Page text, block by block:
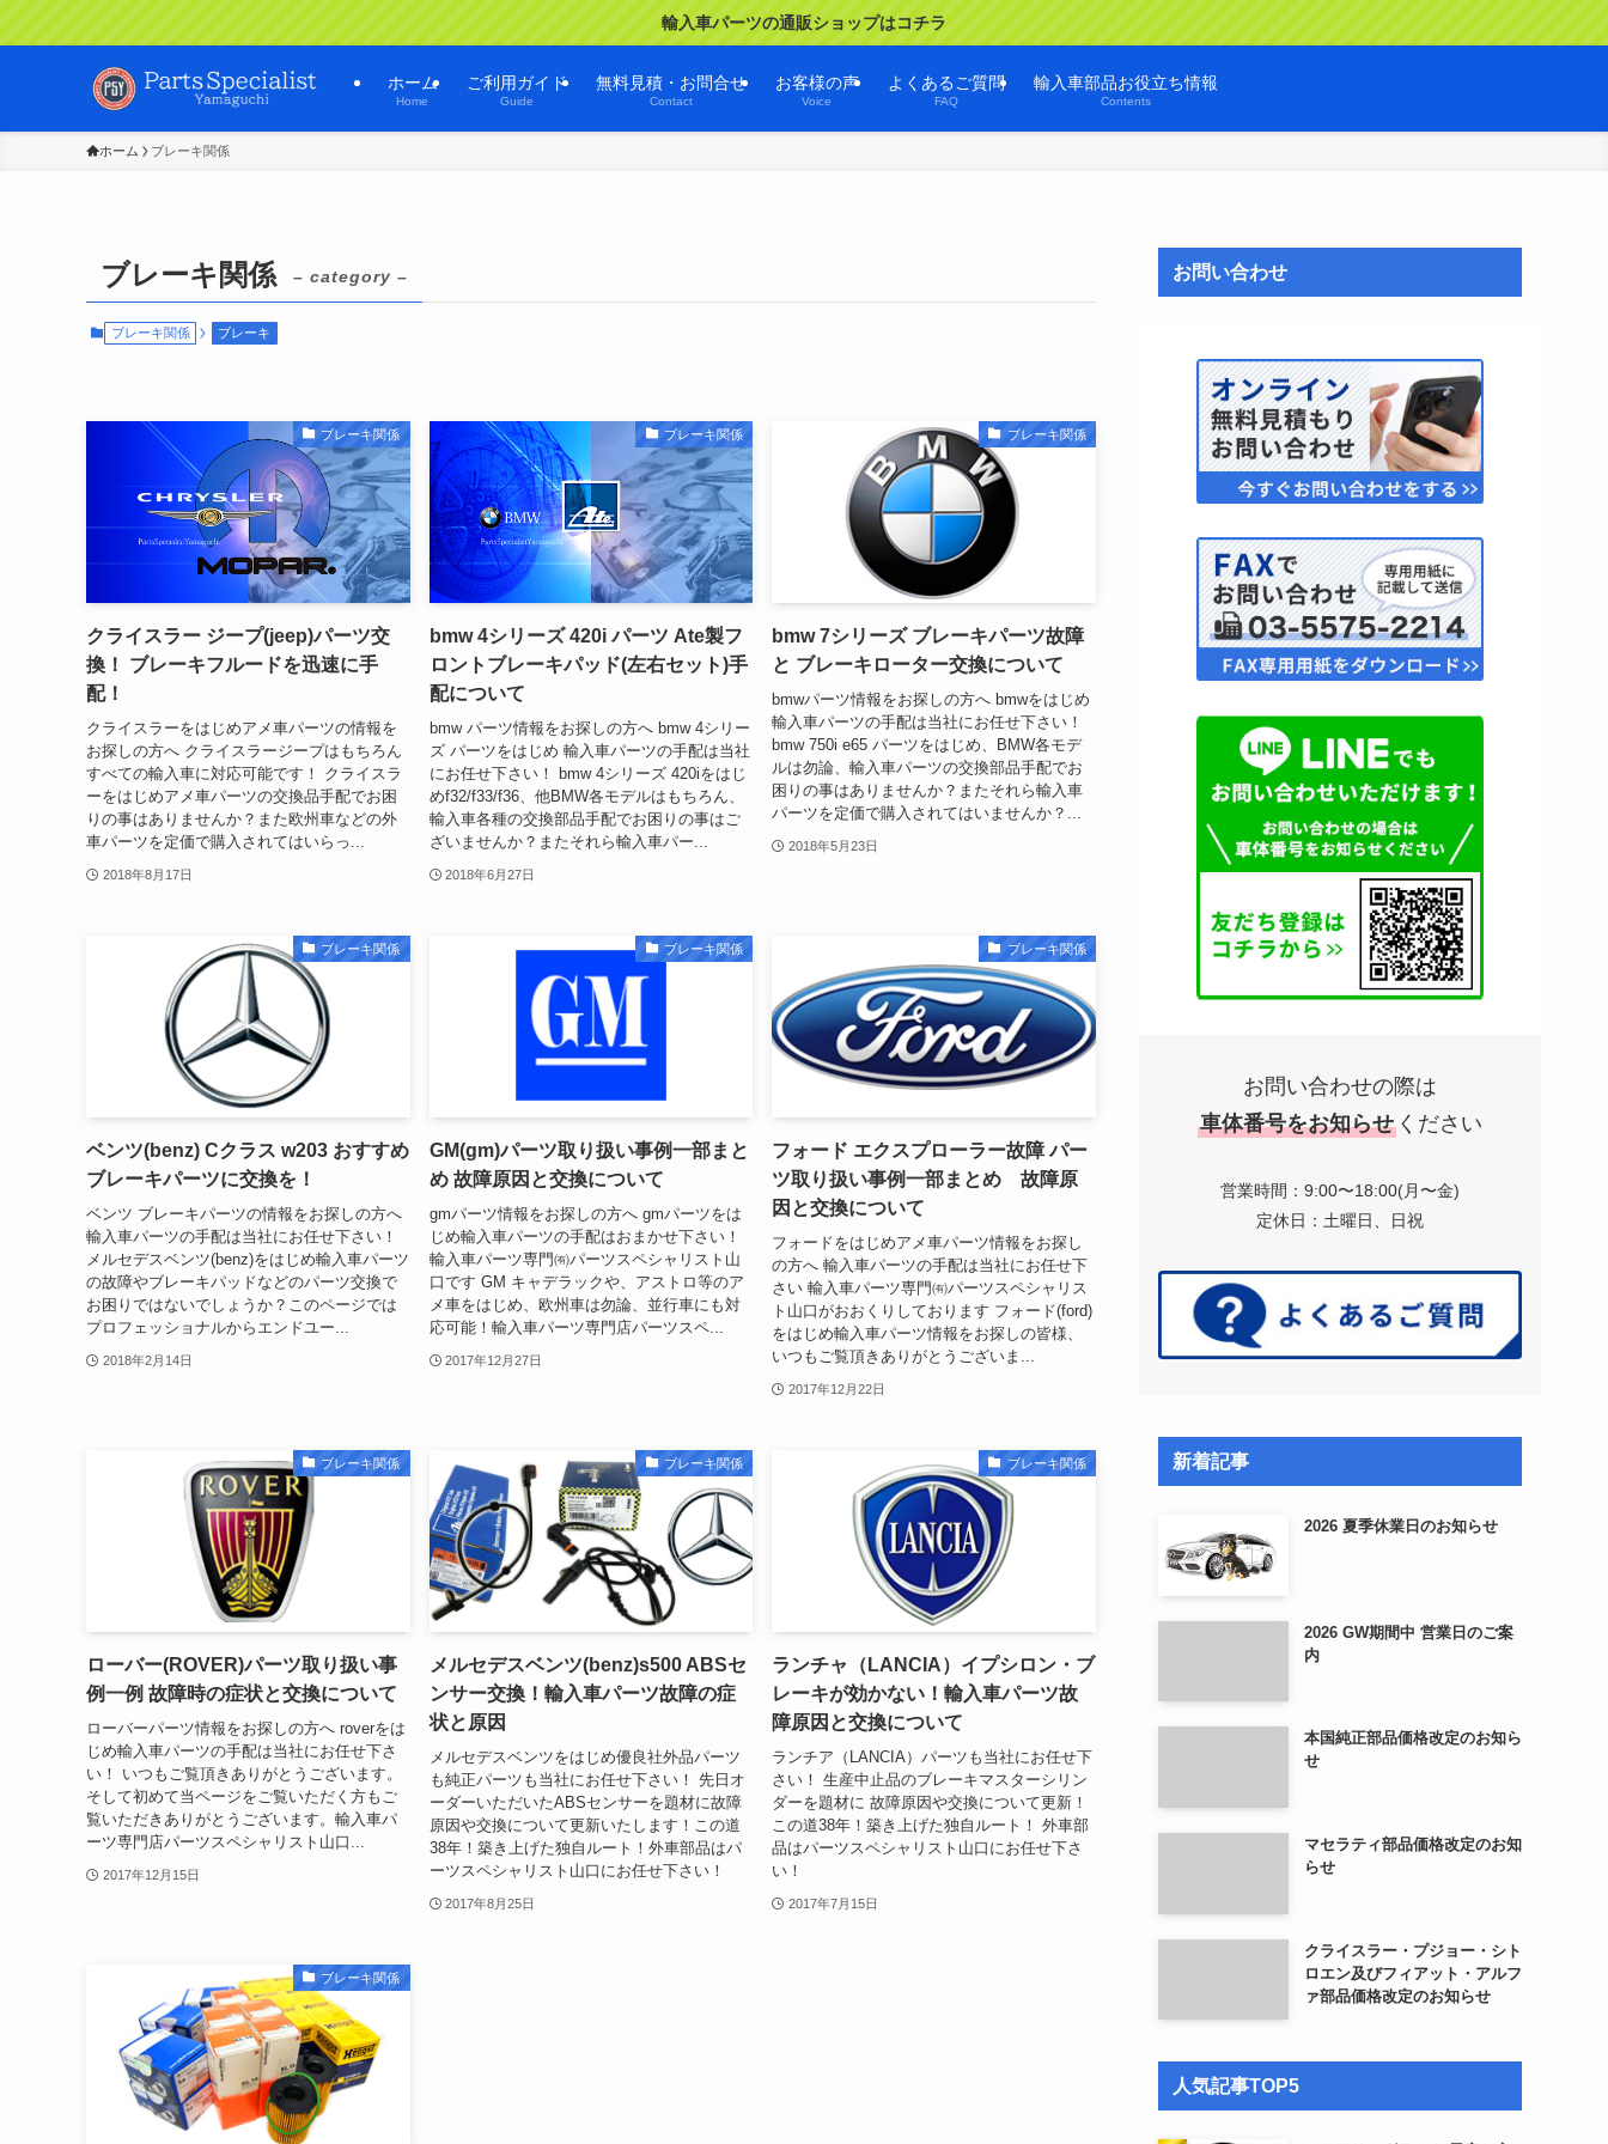
輸入車パーツの通販ショップはコチラ
ホーム
Home
ご利用ガイド
Guide
無料見積・お問合せ
Contact
お客様の声
Voice
よくあるご質問
FAQ
輸入車部品お役立ち情報
Contents
ホーム ブレーキ関係
ブレーキ関係 – category –
ブレーキ関係 ブレーキ
ブレーキ関係
クライスラー ジープ(jeep)パーツ交
換！ ブレーキフルードを迅速に手
配！
クライスラーをはじめアメ車パーツの情報を
お探しの方へ クライスラージープはもちろん
すべての輸入車に対応可能です！ クライスラ
ーをはじめアメ車パーツの交換品手配でお困
りの事はありませんか？また欧州車などの外
車パーツを定価で購入されてはいらっ...
2018年8月17日
ブレーキ関係
bmw 4シリーズ 420i パーツ Ate製フ
ロントブレーキパッド(左右セット)手
配について
bmw パーツ情報をお探しの方へ bmw 4シリー
ズ パーツをはじめ 輸入車パーツの手配は当社
にお任せ下さい！ bmw 4シリーズ 420iをはじ
めf32/f33/f36、他BMW各モデルはもちろん、
輸入車各種の交換部品手配でお困りの事はご
ざいませんか？またそれら輸入車パー...
2018年6月27日
ブレーキ関係
bmw 7シリーズ ブレーキパーツ故障
と ブレーキローター交換について
bmwパーツ情報をお探しの方へ bmwをはじめ
輸入車パーツの手配は当社にお任せ下さい！
bmw 750i e65 パーツをはじめ、BMW各モデ
ルは勿論、輸入車パーツの交換部品手配でお
困りの事はありませんか？またそれら輸入車
パーツを定価で購入されてはいませんか？...
2018年5月23日
ブレーキ関係
ベンツ(benz) Cクラス w203 おすすめ
ブレーキパーツに交換を！
ベンツ ブレーキパーツの情報をお探しの方へ
輸入車パーツの手配は当社にお任せ下さい！
メルセデスベンツ(benz)をはじめ輸入車パーツ
の故障やブレーキパッドなどのパーツ交換で
お困りではないでしょうか？このページでは
プロフェッショナルからエンドユー...
2018年2月14日
ブレーキ関係
GM(gm)パーツ取り扱い事例一部まと
め 故障原因と交換について
gmパーツ情報をお探しの方へ gmパーツをは
じめ輸入車パーツの手配はおまかせ下さい！
輸入車パーツ専門㈲パーツスペシャリスト山
口です GM キャデラックや、アストロ等のア
メ車をはじめ、欧州車は勿論、並行車にも対
応可能！輸入車パーツ専門店パーツスペ...
2017年12月27日
ブレーキ関係
フォード エクスプローラー故障 パー
ツ取り扱い事例一部まとめ 故障原
因と交換について
フォードをはじめアメ車パーツ情報をお探し
の方へ 輸入車パーツの手配は当社にお任せ下
さい 輸入車パーツ専門㈲パーツスペシャリス
ト山口がおおくりしております フォード(ford)
をはじめ輸入車パーツ情報をお探しの皆様、
いつもご覧頂きありがとうございま...
2017年12月22日
ブレーキ関係
ローバー(ROVER)パーツ取り扱い事
例一例 故障時の症状と交換について
ローバーパーツ情報をお探しの方へ roverをは
じめ輸入車パーツの手配は当社にお任せ下さ
い！ いつもご覧頂きありがとうございます。
そして初めて当ページをご覧いただく方もご
覧いただきありがとうございます。輸入車パ
ーツ専門店パーツスペシャリスト山口...
2017年12月15日
ブレーキ関係
メルセデスベンツ(benz)s500 ABSセ
ンサー交換！輸入車パーツ故障の症
状と原因
メルセデスベンツをはじめ優良社外品パーツ
も純正パーツも当社にお任せ下さい！ 先日オ
ーダーいただいたABSセンサーを題材に故障
原因や交換について更新いたします！この道
38年！築き上げた独自ルート！外車部品はパ
ーツスペシャリスト山口にお任せ下さい！
2017年8月25日
ブレーキ関係
ランチャ（LANCIA）イプシロン・ブ
レーキが効かない！輸入車パーツ故
障原因と交換について
ランチア（LANCIA）パーツも当社にお任せ下
さい！ 生産中止品のブレーキマスターシリン
ダーを題材に 故障原因や交換について更新！
この道38年！築き上げた独自ルート！ 外車部
品はパーツスペシャリスト山口にお任せ下さ
い！
2017年7月15日
ブレーキ関係
お問い合わせ
お問い合わせの際は
車体番号をお知らせ ください
営業時間：9:00〜18:00(月〜金)
定休日：土曜日、日祝
新着記事
2026 夏季休業日のお知らせ
2026 GW期間中 営業日のご案
内
本国純正部品価格改定のお知ら
せ
マセラティ部品価格改定のお知
らせ
クライスラー・プジョー・シト
ロエン及びフィアット・アルフ
ァ部品価格改定のお知らせ
人気記事TOP5